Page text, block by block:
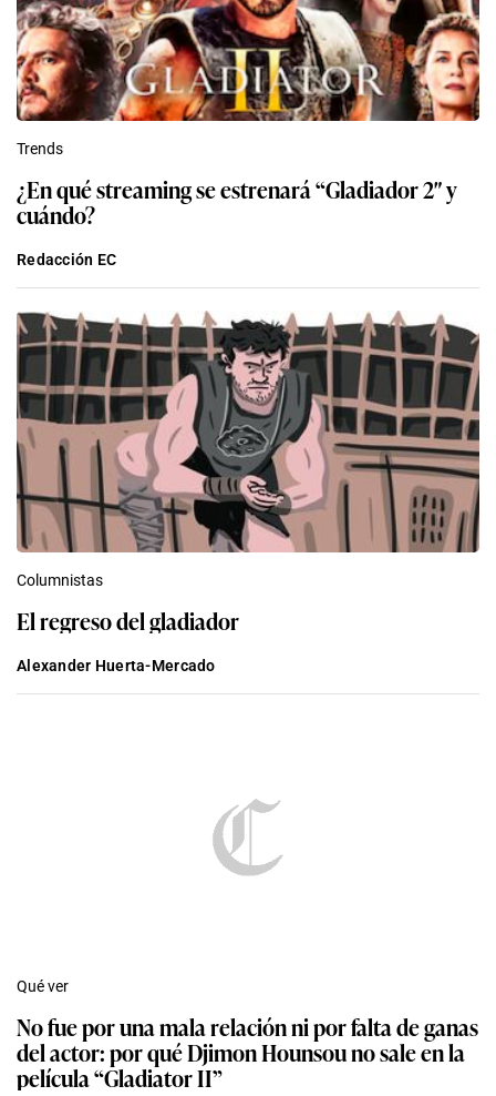
Trends
¿En qué streaming se estrenará “Gladiador 2″ y
cuándo?
Redacción EC
Columnistas
El regreso del gladiador
Alexander Huerta-Mercado
Qué ver
No fue por una mala relación ni por falta de ganas
del actor: por qué Djimon Hounsou no sale en la
película “Gladiator II”